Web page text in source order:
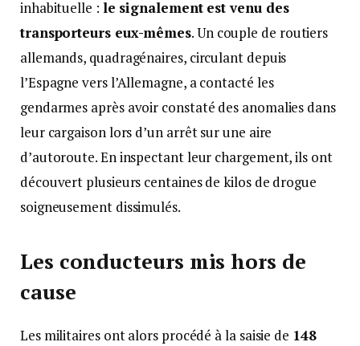
inhabituelle : le signalement est venu des
transporteurs eux-mêmes. Un couple de routiers
allemands, quadragénaires, circulant depuis
l’Espagne vers l’Allemagne, a contacté les
gendarmes après avoir constaté des anomalies dans
leur cargaison lors d’un arrêt sur une aire
d’autoroute. En inspectant leur chargement, ils ont
découvert plusieurs centaines de kilos de drogue
soigneusement dissimulés.
Les conducteurs mis hors de
cause
Les militaires ont alors procédé à la saisie de 148